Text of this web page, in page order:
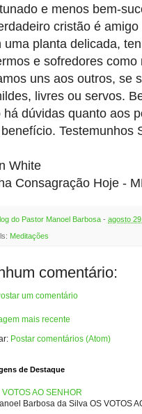
e menos bem-
cristão é
uma planta delicada,
e sofredores
uns aos outros, se
livres ou servos.
há dúvidas quanto aos
Testemunhos
White
Consagração Hoje -
do Pastor Manoel Barbosa - agosto
Meditações
comentário:
um comentário
mais recente
Postar comentários (Atom)
de Destaque
VOTOS AO SENHOR
Barbosa da Silva OS VOTOS